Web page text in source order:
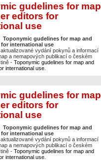
gudelines for map
editors for
use
Toponymic gudelines for map and
international use
vydání pokynů a informací
a nemapových publikací o českém
- Toponymic gudelines for map and
international use.
gudelines for map
editors for
use
Toponymic gudelines for map and
international use
vydání pokynů a informací
a nemapových publikací o českém
- Toponymic gudelines for map and
international use.